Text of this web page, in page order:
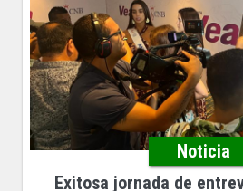
Noticia
Exitosa jornada de